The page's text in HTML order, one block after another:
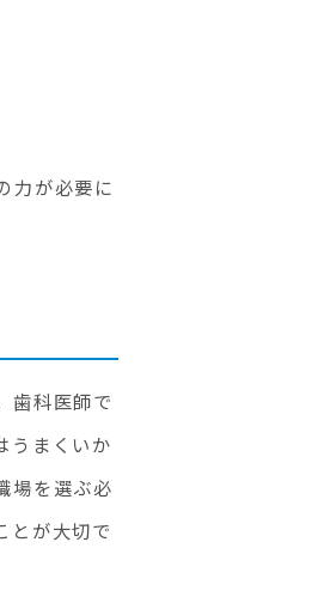
力が必要に
歯科医師で
うまくいか
場を選ぶ必
とが大切で